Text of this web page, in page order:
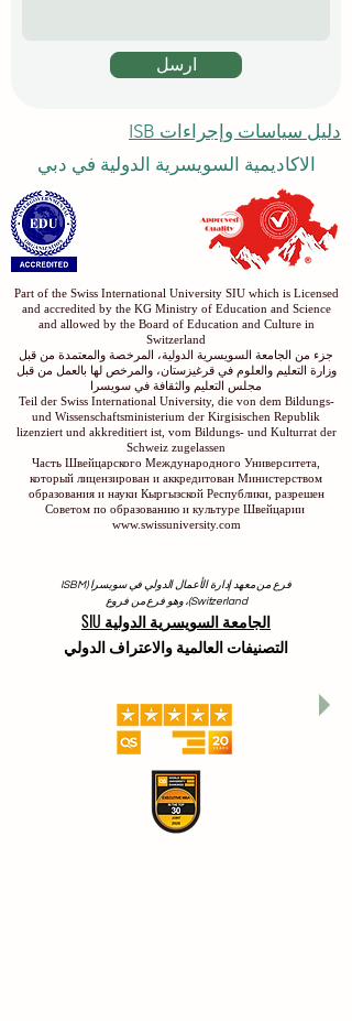
ارسل
دليل سياسات وإجراءات ISB
الاكاديمية السويسرية الدولية في دبي
Part of the Swiss International University SIU which is Licensed
and accredited by the KG Ministry of Education and Science
and allowed by the Board of Education and Culture in
Switzerland
جزء من الجامعة السويسرية الدولية، المرخصة والمعتمدة من قبل
وزارة التعليم والعلوم في قرغيزستان، والمرخص لها بالعمل من قبل
مجلس التعليم والثقافة في سويسرا
Teil der Swiss International University, die von dem Bildungs-
und Wissenschaftsministerium der Kirgisischen Republik
lizenziert und akkreditiert ist, vom Bildungs- und Kulturrat der
Schweiz zugelassen
Часть Швейцарского Международного Университета,
который лицензирован и аккредитован Министерством
образования и науки Кыргызской Республики, разрешен
Советом по образованию и культуре Швейцарии
www.swissuniversity.com
فرع من معهد إدارة الأعمال الدولي في سويسرا (ISBM
Switzerland)، وهو فرع من فروع
الجامعة السويسرية الدولية SIU
التصنيفات العالمية والاعتراف الدولي